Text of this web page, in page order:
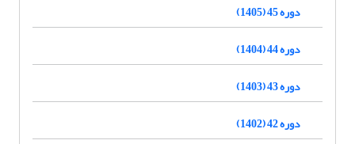
دوره 45 (1405)
دوره 44 (1404)
دوره 43 (1403)
دوره 42 (1402)